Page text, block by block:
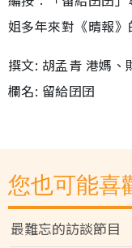
姐多年來對《晴報
撰文: 胡孟青 港媽、
欄名: 留給囝囝
您也可能喜
最難忘的訪談節目